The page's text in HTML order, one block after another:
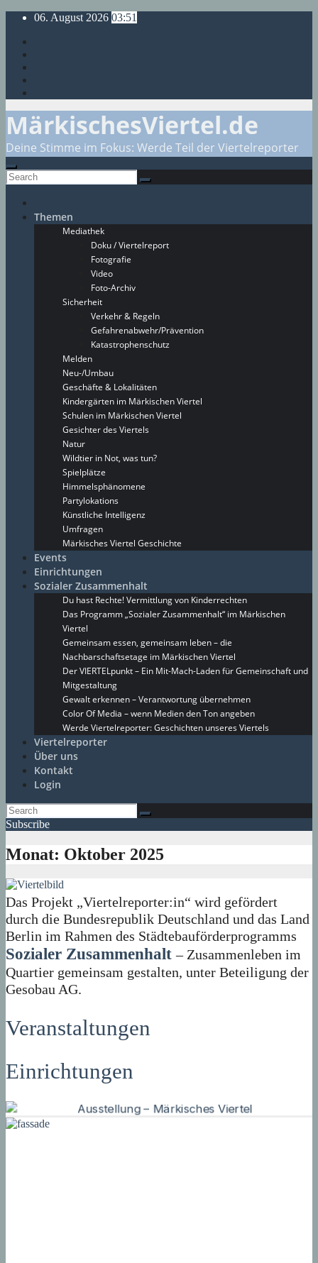
Skip
content
06. August 2026 03:51
MärkischesViertel.de
Deine Stimme im Fokus: Werde Teil der Viertelreporter
Themen
Mediathek
Doku / Viertelreport
Fotografie
Video
Foto-Archiv
Sicherheit
Verkehr & Regeln
Gefahrenabwehr/Prävention
Katastrophenschutz
Melden
Neu-/Umbau
Geschäfte & Lokalitäten
Kindergärten im Märkischen Viertel
Schulen im Märkischen Viertel
Gesichter des Viertels
Natur
Wildtier in Not, was tun?
Spielplätze
Himmelsphänomene
Partylokations
Künstliche Intelligenz
Umfragen
Märkisches Viertel Geschichte
Events
Einrichtungen
Sozialer Zusammenhalt
Du hast Rechte! Vermittlung von Kinderrechten
Das Programm „Sozialer Zusammenhalt“ im Märkischen
Viertel
Gemeinsam essen, gemeinsam leben – die
Nachbarschaftsetage im Märkischen Viertel
Der VIERTELpunkt – Ein Mit-Mach-Laden für Gemeinschaft und
Mitgestaltung
Gewalt erkennen – Verantwortung übernehmen
Color Of Media – wenn Medien den Ton angeben
Werde Viertelreporter: Geschichten unseres Viertels
Viertelreporter
Über uns
Kontakt
Login
Subscribe
Monat: Oktober 2025
Das Projekt „Viertelreporter:in“ wird gefördert
durch die Bundesrepublik Deutschland und das Land
Berlin im Rahmen des Städtebauförderprogramms
Sozialer Zusammenhalt – Zusammenleben im
Quartier gemeinsam gestalten, unter Beteiligung der
Gesobau AG.
Veranstaltungen
Einrichtungen